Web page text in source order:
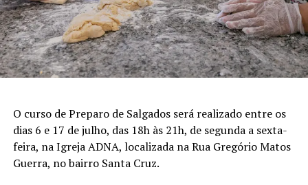
O curso de Preparo de Salgados será realizado entre os
dias 6 e 17 de julho, das 18h às 21h, de segunda a sexta-
feira, na Igreja ADNA, localizada na Rua Gregório Matos
Guerra, no bairro Santa Cruz.